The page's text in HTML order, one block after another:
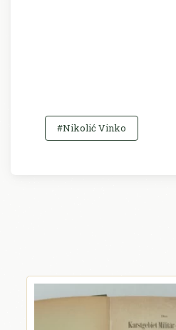
#Nikolić Vinko